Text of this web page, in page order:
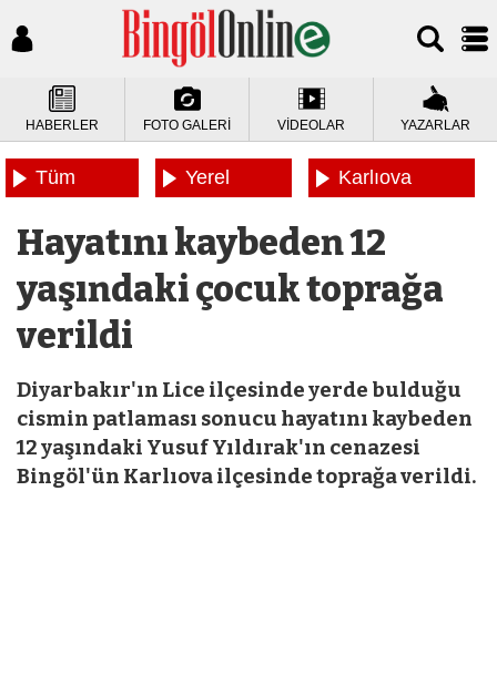
HABERLER FOTO GALERİ VİDEOLAR YAZARLAR
Tüm
Yerel
Karlıova
Hayatını kaybeden 12
yaşındaki çocuk toprağa
verildi
Diyarbakır'ın Lice ilçesinde yerde bulduğu
cismin patlaması sonucu hayatını kaybeden
12 yaşındaki Yusuf Yıldırak'ın cenazesi
Bingöl'ün Karlıova ilçesinde toprağa verildi.